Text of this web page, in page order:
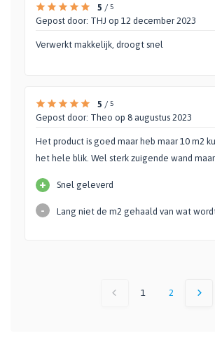
5 / 5
Gepost door: THJ op 12 december 2023
Verwerkt makkelijk, droogt snel
5 / 5
Gepost door: Theo op 8 augustus 2023
Het product is goed maar heb maar 10 m2
het hele blik. Wel sterk zuigende wand maar
+ Snel geleverd
- Lang niet de m2 gehaald van wat
1 2